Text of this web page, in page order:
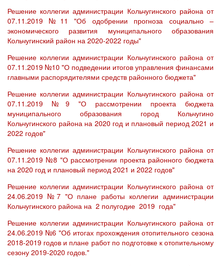
Решение коллегии администрации Кольчугинского района от
07.11.2019 №11 "Об одобрении прогноза социально –
экономического развития муниципального образования
Кольчугинский район на 2020-2022 годы"
Решение коллегии администрации Кольчугинского района от
07.11.2019 №10 "О подведении итогов управления финансами
главными распорядителями средств районного бюджета"
Решение коллегии администрации Кольчугинского района от
07.11.2019 №9 "О рассмотрении проекта бюджета
муниципального образования город Кольчугино
Кольчугинского района на 2020 год и плановый период 2021 и
2022 годов"
Решение коллегии администрации Кольчугинского района от
07.11.2019 №8 "О рассмотрении проекта районного бюджета
на 2020 год и плановый период 2021 и 2022 годов"
Решение коллегии администрации Кольчугинского района от
24.06.2019 №7 "О плане работы коллегии администрации
Кольчугинского района на 2 полугодие 2019 года"
Решение коллегии администрации Кольчугинского района от
24.06.2019 №6 "Об итогах прохождения отопительного сезона
2018-2019 годов и плане работ по подготовке к отопительному
сезону 2019-2020 годов."